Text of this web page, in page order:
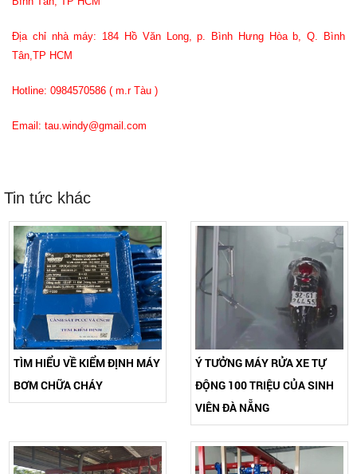
Địa chỉ nhà máy: 184 Hồ Văn Long, p. Bình Hưng Hòa b, Q. Bình
Tân,TP HCM
Hotline: 0984570586 ( m.r Tàu )
Email: tau.windy@gmail.com
Tin tức khác
TÌM HIỂU VỀ KIỂM ĐỊNH MÁY
BƠM CHỮA CHÁY
Ý TƯỞNG MÁY RỬA XE TỰ
ĐỘNG 100 TRIỆU CỦA SINH
VIÊN ĐÀ NẴNG